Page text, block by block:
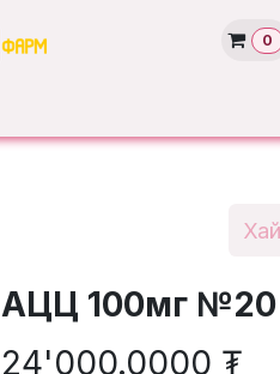
0
АЦЦ 100мг №20
24'000.0000 ₮